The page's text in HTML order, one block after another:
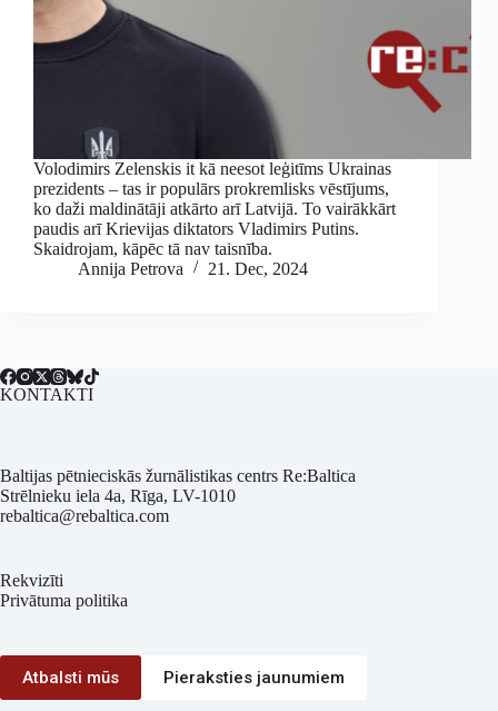
Volodimirs Zelenskis it kā neesot leģitīms Ukrainas
prezidents – tas ir populārs prokremlisks vēstījums,
ko daži maldinātāji atkārto arī Latvijā. To vairākkārt
paudis arī Krievijas diktators Vladimirs Putins.
Skaidrojam, kāpēc tā nav taisnība.
Annija Petrova
21. Dec, 2024
KONTAKTI
Baltijas pētnieciskās žurnālistikas centrs Re:Baltica
Strēlnieku iela 4a, Rīga, LV-1010
rebaltica@rebaltica.com
Rekvizīti
Privātuma politika
Atbalsti mūs Pieraksties jaunumiem